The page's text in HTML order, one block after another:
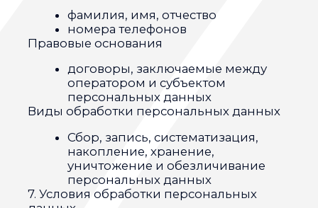
публичных интересах, определенных
законодательством РФ.
8.7. Оператор при обработке
персональных данных обеспечивает
8.8. Оператор осуществляет хранение
персональных данных в форме,
позволяющей определить субъекта
персональных данных, не дольше, чем
этого требуют цели обработки
хранения персональных данных не
установлен федеральным законом,
договором, стороной которого,
выгодоприобретателем или
поручителем по которому является
субъект персональных данных.
8.9. Условием прекращения обработки
персональных данных может являться